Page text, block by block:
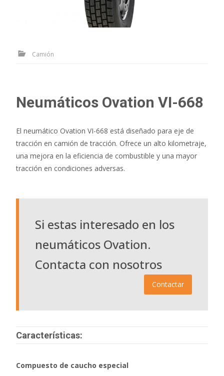
Camión
Neumáticos Ovation VI-668
El neumático Ovation VI-668 está diseñado para eje de
tracción en camión de tracción. Ofrece un alto kilometraje,
una mejora en la eficiencia de combustible y una mayor
tracción en condiciones adversas.
Si estas interesado en los
neumáticos Ovation.
Contacta con nosotros
Contactar
Características:
Compuesto de caucho especial